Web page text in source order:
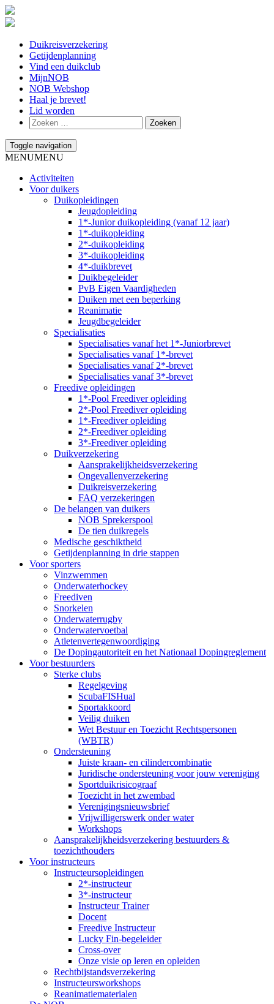
Duikreisverzekering
Getijdenplanning
Vind een duikclub
MijnNOB
NOB Webshop
Haal je brevet!
Lid worden
Toggle navigation
MENUMENU
Activiteiten
Voor duikers
Duikopleidingen
Jeugdopleiding
1*-Junior duikopleiding (vanaf 12 jaar)
1*-duikopleiding
2*-duikopleiding
3*-duikopleiding
4*-duikbrevet
Duikbegeleider
PvB Eigen Vaardigheden
Duiken met een beperking
Reanimatie
Jeugdbegeleider
Specialisaties
Specialisaties vanaf het 1*-Juniorbrevet
Specialisaties vanaf 1*-brevet
Specialisaties vanaf 2*-brevet
Specialisaties vanaf 3*-brevet
Freedive opleidingen
1*-Pool Freediver opleiding
2*-Pool Freediver opleiding
1*-Freediver opleiding
2*-Freediver opleiding
3*-Freediver opleiding
Duikverzekering
Aansprakelijkheidsverzekering
Ongevallenverzekering
Duikreisverzekering
FAQ verzekeringen
De belangen van duikers
NOB Sprekerspool
De tien duikregels
Medische geschiktheid
Getijdenplanning in drie stappen
Voor sporters
Vinzwemmen
Onderwaterhockey
Freediven
Snorkelen
Onderwaterrugby
Onderwatervoetbal
Atletenvertegenwoordiging
De Dopingautoriteit en het Nationaal Dopingreglement
Voor bestuurders
Sterke clubs
Regelgeving
ScubaFISHual
Sportakkoord
Veilig duiken
Wet Bestuur en Toezicht Rechtspersonen
(WBTR)
Ondersteuning
Juiste kraan- en cilindercombinatie
Juridische ondersteuning voor jouw vereniging
Sportduikrisicograaf
Toezicht in het zwembad
Verenigingsnieuwsbrief
Vrijwilligerswerk onder water
Workshops
Aansprakelijkheidsverzekering bestuurders &
toezichthouders
Voor instructeurs
Instructeursopleidingen
2*-instructeur
3*-instructeur
Instructeur Trainer
Docent
Freedive Instructeur
Lucky Fin-begeleider
Cross-over
Onze visie op leren en opleiden
Rechtbijstandsverzekering
Instructeursworkshops
Reanimatiematerialen